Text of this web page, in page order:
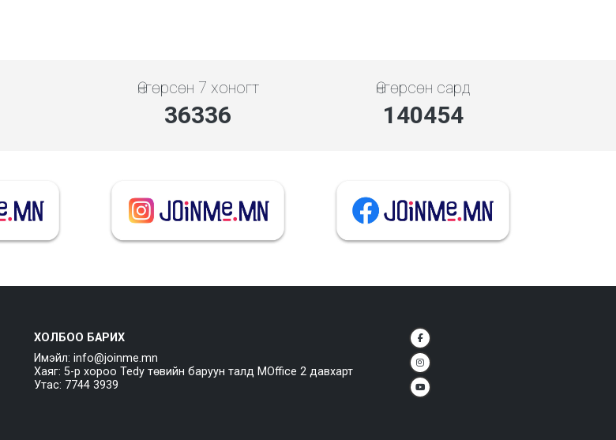
Өнгөрсөн 7 хоногт
36336
Өнгөрсөн сард
140454
ХОЛБОО БАРИХ
Имэйл: info@joinme.mn
Хаяг: 5-р хороо Tedy төвийн баруун талд MOffice 2 давхарт
Утас: 7744 3939